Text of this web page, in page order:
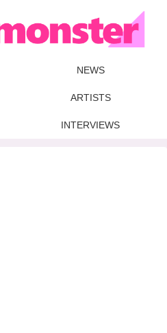
NEWS
ARTISTS
INTERVIEWS